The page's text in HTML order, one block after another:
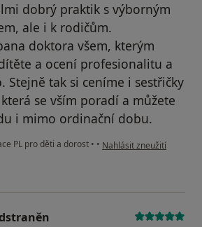
dobrý praktik s výborným
ale i k rodičům.
doktora všem, kterým
a ocení profesionalitu a
Stejně tak si ceníme i sestřičky
se vším poradí a můžete
i mimo ordinační dobu.
PL pro děti a dorost • • podle názoru uživatele
Nahlásit zneužití